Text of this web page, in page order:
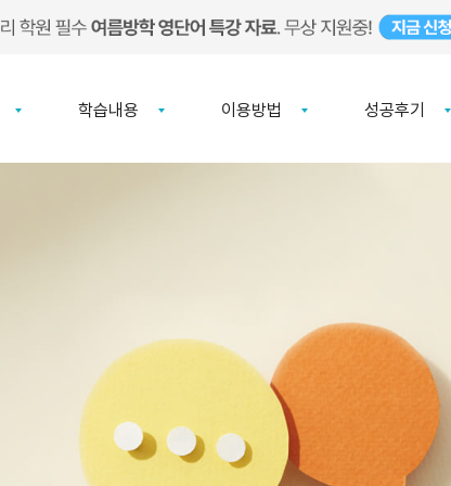
학습내용 이용방법 성공후기